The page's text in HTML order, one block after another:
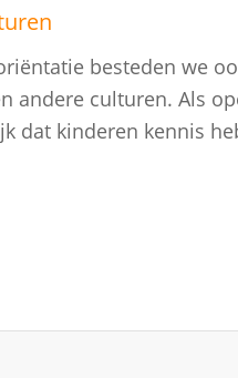
besteden we
andere culturen. Als
dat kinderen kennis